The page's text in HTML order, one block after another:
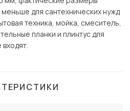
для сантехнических нужд
техника, мойка, смеситель,
планки и плинтус для